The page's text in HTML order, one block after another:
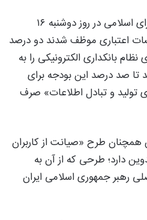
بر اساس مصوبه مجلس شورای اسلامی در روز دوشنبه ۱۶
اعتباری موظف شدند دو درصد
بانکداری الکترونیکی را به
تا صد درصد این بودجه برای
تولید و تبادل اطلاعات» صرف
طرح «صیانت از کاربران
دارد؛ طرحی که از آن به
رهبر جمهوری اسلامی ایران